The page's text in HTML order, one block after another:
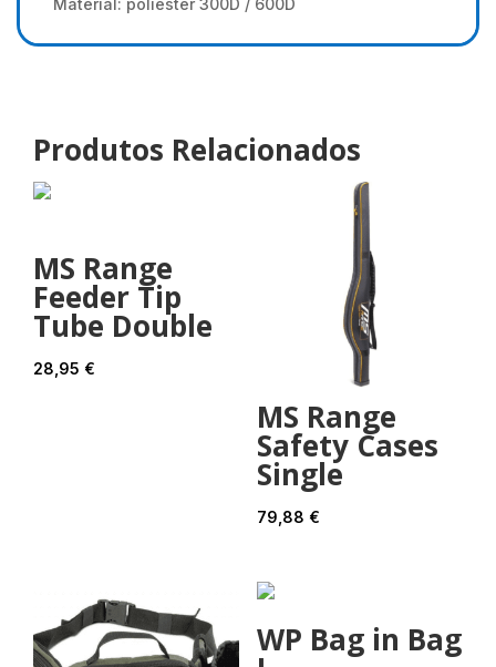
Material: poliéster 300D / 600D
Produtos Relacionados
MS Range
Feeder Tip
Tube Double
28,95 €
MS Range
Safety Cases
Single
79,88 €
WP Bag in Bag